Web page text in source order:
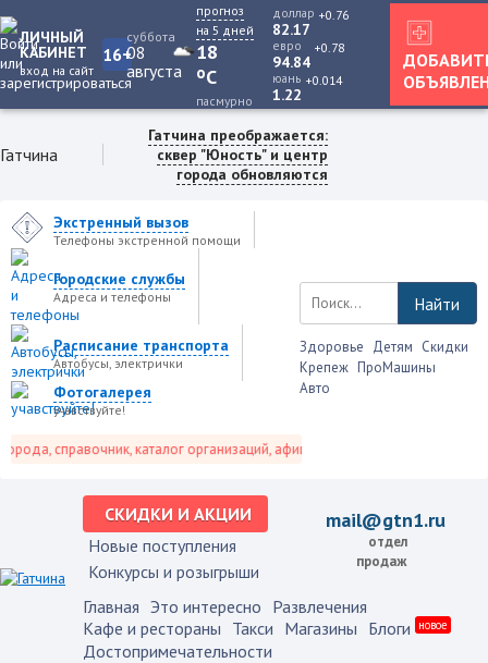
ЛИЧНЫЙ
КАБИНЕТ
вход на сайт
16+
суббота
08
августа
прогноз
на 5 дней
18
oC
пасмурно
доллар
82.17
+0.76
евро
94.84
+0.78
юань
1.22
+0.014
Гатчина
Гатчина преображается:
сквер "Юность" и центр
города обновляются
Экстренный вызов
Телефоны экстренной помощи
Городские службы
Адреса и телефоны
Расписание транспорта
Автобусы, электрички
Фотогалерея
учавствуйте!
справочник, каталог организаций, афиша событий и не только это.
Найти
Здоровье Детям Скидки
Крепеж ПроМашины
Авто
СКИДКИ И АКЦИИ
Новые поступления
Конкурсы и розыгрыши
mail@gtn1.ru
отдел
продаж
Главная Это интересно Развлечения
Кафе и рестораны Такси Магазины Блоги новое
Достопримечательности